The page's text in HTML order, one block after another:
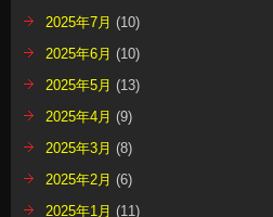
2025年7月 (10)
2025年6月 (10)
2025年5月 (13)
2025年4月 (9)
2025年3月 (8)
2025年2月 (6)
2025年1月 (11)